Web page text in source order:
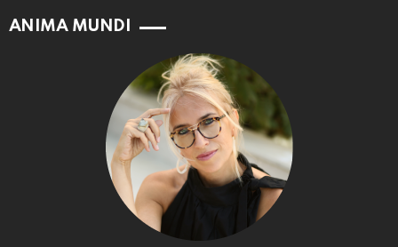
ANIMA MUNDI